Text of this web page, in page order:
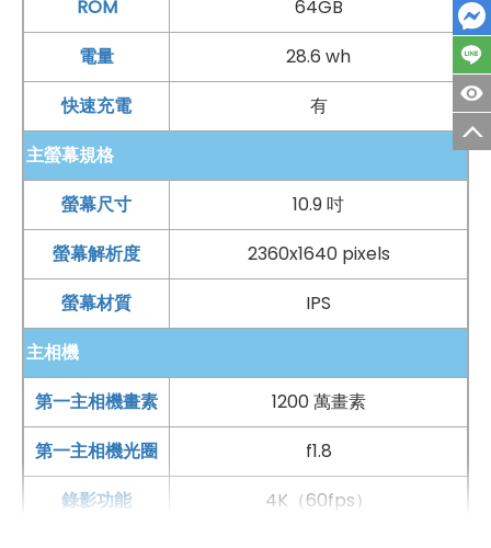
ROM
64GB
電量
28.6 wh
快速充電
有
主螢幕規格
螢幕尺寸
10.9 吋
螢幕解析度
2360x1640 pixels
螢幕材質
IPS
主相機
第一主相機畫素
1200 萬畫素
第一主相機光圈
f1.8
錄影功能
4K（60fps）